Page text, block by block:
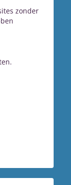
zonder